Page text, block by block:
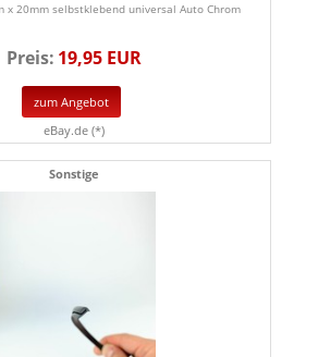
x 20mm selbstklebend universal Auto Chrom
Preis: 19,95 EUR
zum Angebot
eBay.de (*)
Sonstige